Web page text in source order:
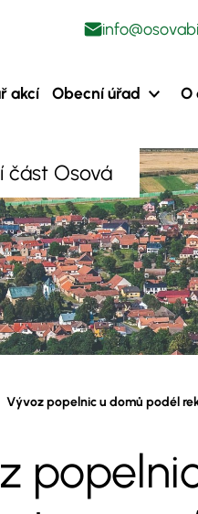
akcí Obecní úřad O
část Osová
Vývoz popelnic u domů podél